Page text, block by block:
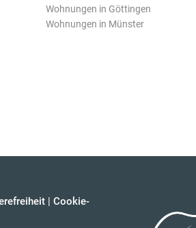
Wohnungen in Göttingen
Wohnungen in Münster
| Cookie-